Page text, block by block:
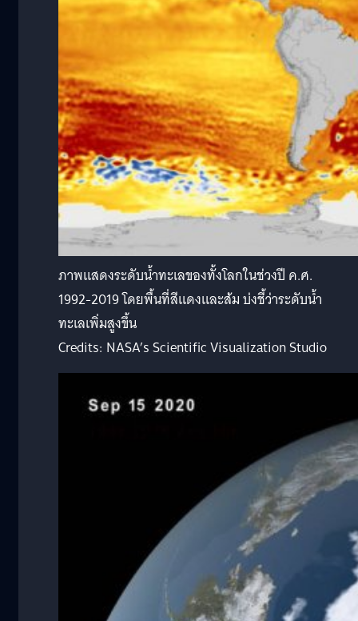
ภาพแสดงระดับน้ำทะเลของทั้งโลกในช่วงปี ค.ศ.
1992-2019 โดยพื้นที่สีแดงและส้ม บ่งชี้ว่าระดับน้ำ
ทะเลเพิ่มสูงขึ้น
Credits: NASA’s Scientific Visualization Studio